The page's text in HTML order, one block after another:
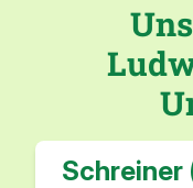
Schreiner